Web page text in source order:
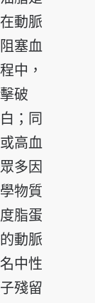
動脈
塞血
中，
破
；同
高血
多因
物質
脂蛋
動脈
中性
殘留